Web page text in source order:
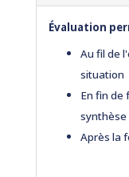
Évaluation
Au fil de
situation
En fin de
synthèse
Après la